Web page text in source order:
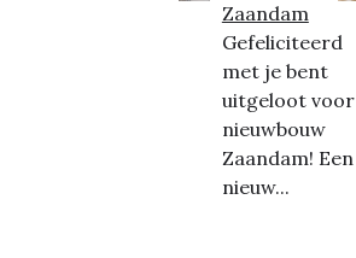
Zaandam
Gefeliciteerd
met je bent
uitgeloot voor
nieuwbouw
Zaandam! Een
nieuw...